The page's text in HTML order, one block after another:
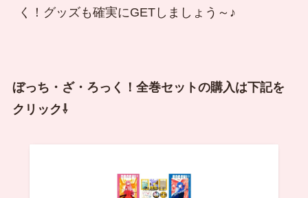
く！グッズも確実にGETしましょう～♪
ぼっち・ざ・ろっく！全巻セットの購入は下記を
クリック⇩